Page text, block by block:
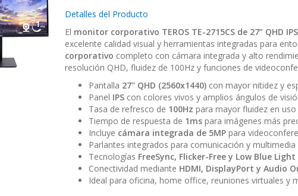
Detalles del Producto
El monitor corporativo TEROS TE-2715CS de 27” QHD IPS
excelente calidad visual y herramientas integradas para
corporativo completo con cámara integrada y alto
resolución QHD, fluidez de 100Hz y funciones de
Pantalla 27" QHD (2560x1440) con mayor nitidez y
Panel IPS con colores vivos y amplios ángulos de
Tasa de refresco de 100Hz para mayor fluidez en uso
Tiempo de respuesta de 1ms para imágenes más
Incluye cámara integrada de 5MP para
Parlantes integrados para comunicación y
Tecnologías FreeSync, Flicker-Free y Low Blue Light
Conectividad mediante HDMI, DisplayPort y Audio
Ideal para oficina, home office, reuniones virtuales y